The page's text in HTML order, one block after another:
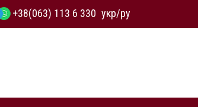
+38(063) 113 6 330 укр/ру